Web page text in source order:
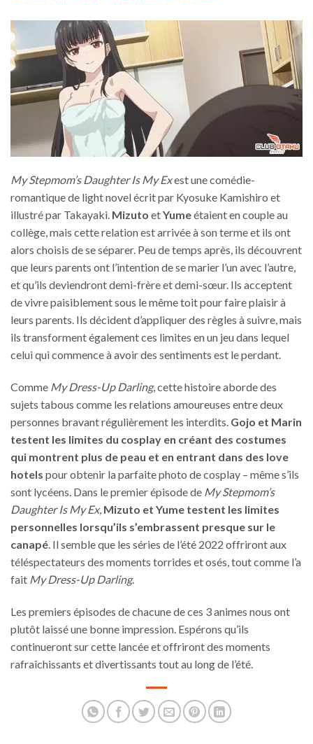
My Stepmom’s Daughter Is My Exest une comédie-
romantique de light novel écrit par Kyosuke Kamishiro et
illustré par Takayaki. Mizuto etYumeétaient en couple au
collège, mais cette relation est arrivée à son terme et ils ont
alors choisis de se séparer. Peu de temps après, ils découvrent
que leurs parents ont l’intention de se marier l’un avec l’autre,
et qu’ils deviendront demi-frère et demi-sœur. Ils acceptent
de vivre paisiblement sous le même toit pour faire plaisir à
leurs parents. Ils décident d’appliquer des règles à suivre, mais
ils transforment également ces limites en un jeu dans lequel
celui qui commence à avoir des sentiments est le perdant.
Comme My Dress-Up Darling, cette histoire aborde des
sujets tabous comme les relations amoureuses entre deux
personnes bravant régulièrement les interdits. Gojo et Marin
testent les limites du cosplay en créant des costumes
qui montrent plus de peau et en entrant dans des love
hotels pour obtenir la parfaite photo de cosplay – même s’ils
sont lycéens. Dans le premier épisode de My Stepmom’s
Daughter Is My Ex, Mizuto et Yume testent les limites
personnelles lorsqu’ils s’embrassent presque sur le
canapé. Il semble que les séries de l’été 2022 offriront aux
téléspectateurs des moments torrides et osés, tout comme l’a
fait My Dress-Up Darling.
Les premiers épisodes de chacune de ces 3 animes nous ont
plutôt laissé une bonne impression. Espérons qu’ils
continueront sur cette lancée et offriront des moments
rafraîchissants et divertissants tout au long de l’été.